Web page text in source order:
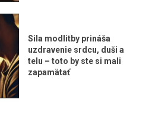
Sila modlitby prináša
uzdravenie srdcu, duši a
telu – toto by ste si mali
zapamätať